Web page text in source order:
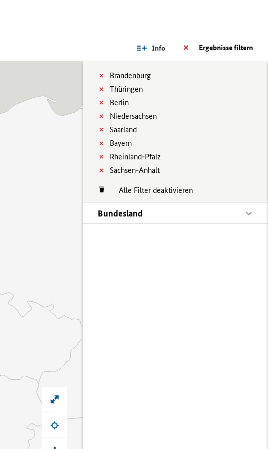
Ergebnisse filtern
Info
Brandenburg
Thüringen
Berlin
Niedersachsen
Saarland
Bayern
Rheinland-Pfalz
Sachsen-Anhalt
Alle Filter deaktivieren
Bundesland